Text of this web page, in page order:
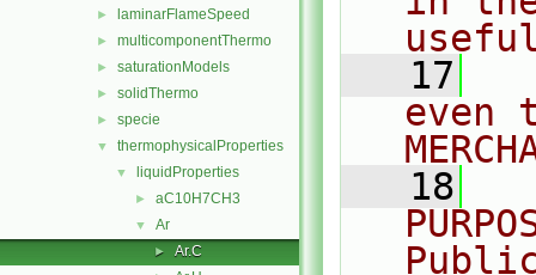
► laminarFlameSpeed
► multicomponentThermo
► saturationModels
► solidThermo
► specie
▼ thermophysicalProperties
▼ liquidProperties
► aC10H7CH3
▼ Ar
► Ar.C
   17
even
   18